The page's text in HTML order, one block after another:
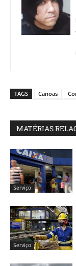
TAGS Canoas
MATÉRIAS
Serviço
Serviço